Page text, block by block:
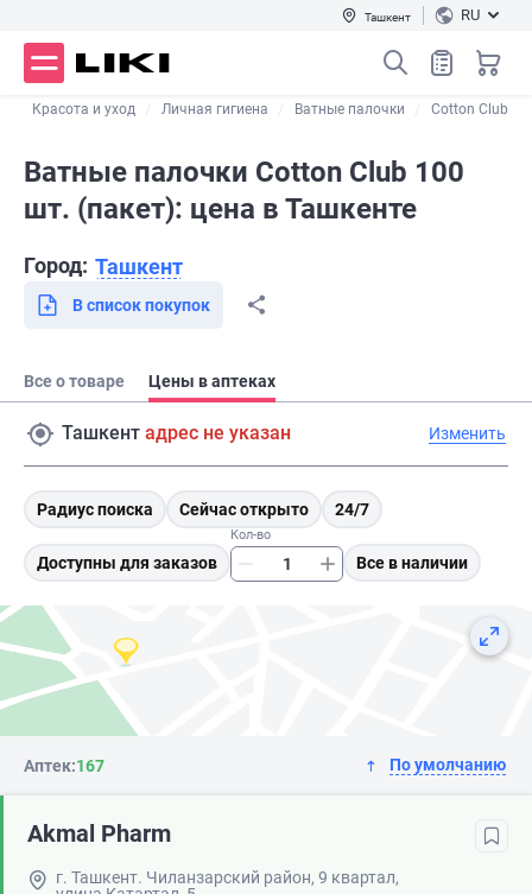
Ташкент RU
Красота и уход Личная гигиена Ватные палочки Cotton Club
Ватные палочки Cotton Club 100
шт. (пакет): цена в Ташкенте
Город: Ташкент
В список покупок
Все о товаре Цены в аптеках
Ташкент адрес не указан Изменить
Радиус поиска Сейчас открыто 24/7
Доступны для заказов
Кол-во
Все в наличии
Аптек:167 По умолчанию
Akmal Pharm
г. Ташкент. Чиланзарский район, 9 квартал,